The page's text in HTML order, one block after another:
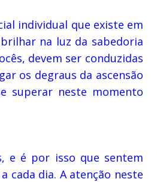
individual que existe em
na luz da sabedoria
devem ser conduzidas
os degraus da ascensão
superar neste momento
e é por isso que sentem
cada dia. A atenção neste